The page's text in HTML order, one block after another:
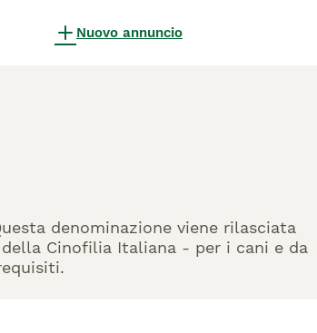
Nuovo annuncio
denominazione viene rilasciata
Cinofilia Italiana - per i cani e da